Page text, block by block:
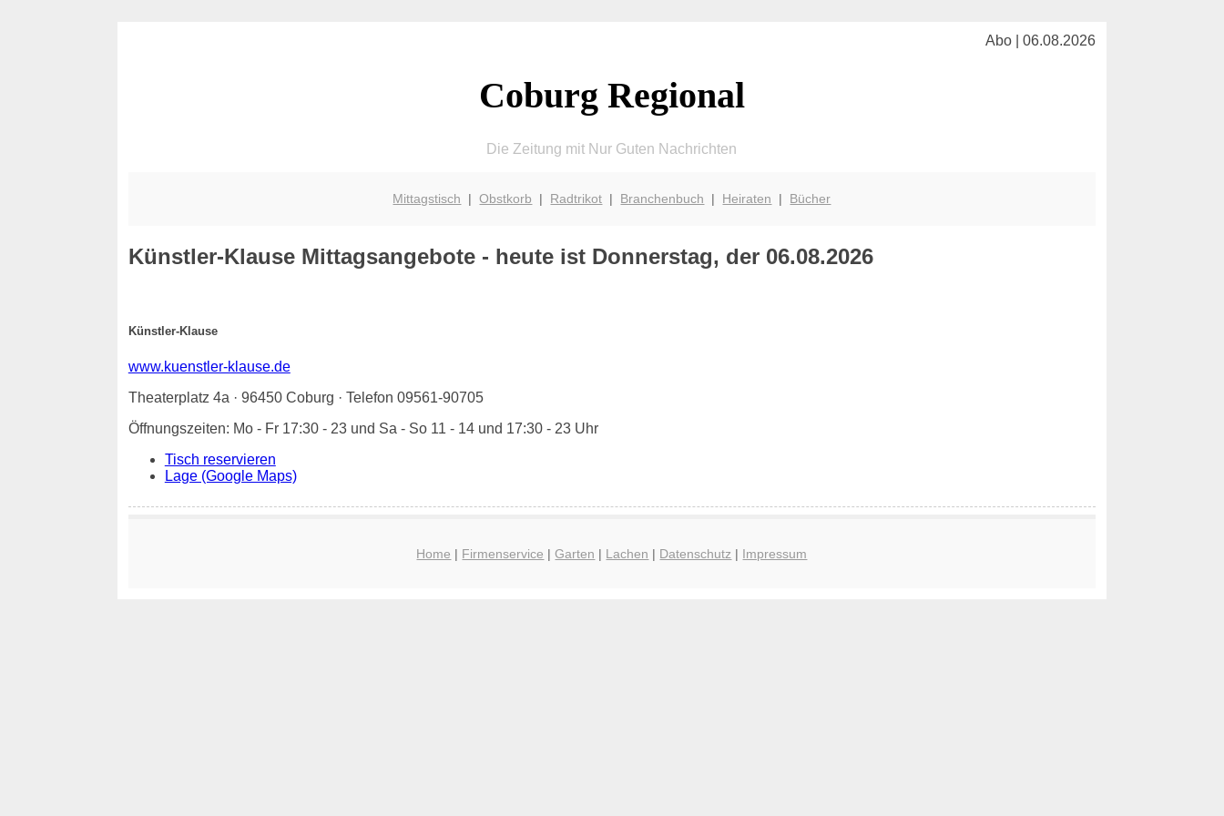
Abo | 06.08.2026
Coburg Regional
Die Zeitung mit Nur Guten Nachrichten
Mittagstisch |Obstkorb | Radtrikot | Branchenbuch | Heiraten | Bücher
Künstler-KlauseMittagsangebote - heute ist Donnerstag, der 06.08.2026
Künstler-Klause
www.kuenstler-klause.de
Theaterplatz 4a · 96450 Coburg · Telefon 09561-90705
Öffnungszeiten: Mo - Fr 17:30 - 23 und Sa - So 11 - 14 und 17:30 - 23 Uhr
Tisch reservieren
Lage (Google Maps)
Home | Firmenservice |Garten | Lachen | Datenschutz | Impressum